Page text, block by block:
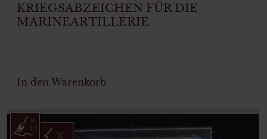
KRIEGSABZEICHEN FÜR DIE
MARINEARTILLERIE
In den Warenkorb